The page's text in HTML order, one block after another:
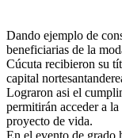
Dando ejemplo de
beneficiarias de la
Cúcuta recibieron su
capital
Lograron asi el
permitirán acceder a
proyecto de vida.
En el evento de grado